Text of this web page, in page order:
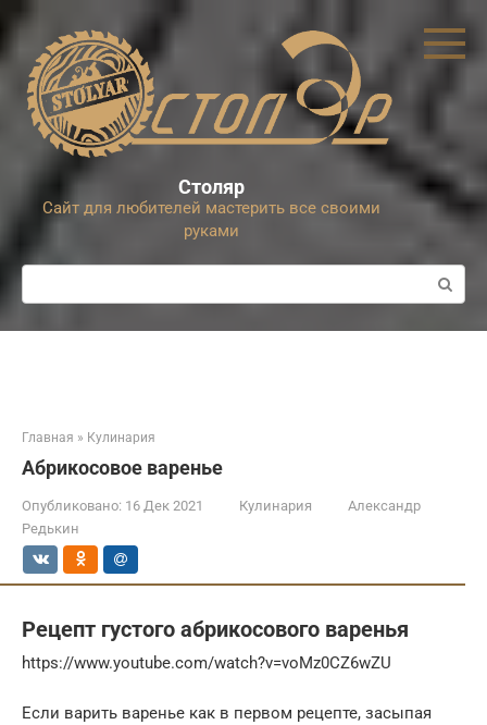
контенту
Столяр
Сайт для любителей мастерить все своими
руками
Главная » Кулинария
Абрикосовое варенье
Опубликовано: 16 Дек 2021 Кулинария
Александр
Редькин
Рецепт густого абрикосового варенья
https://www.youtube.com/watch?v=voMz0CZ6wZU
Если варить варенье как в первом рецепте, засыпая